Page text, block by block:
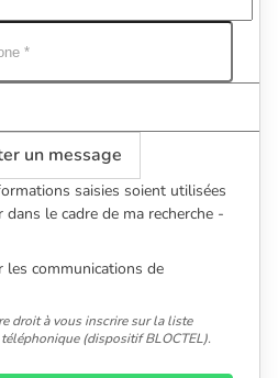
un message
saisies soient utilisées
le cadre de ma recherche -
les communications de
droit à vous inscrire sur la liste
(dispositif BLOCTEL).